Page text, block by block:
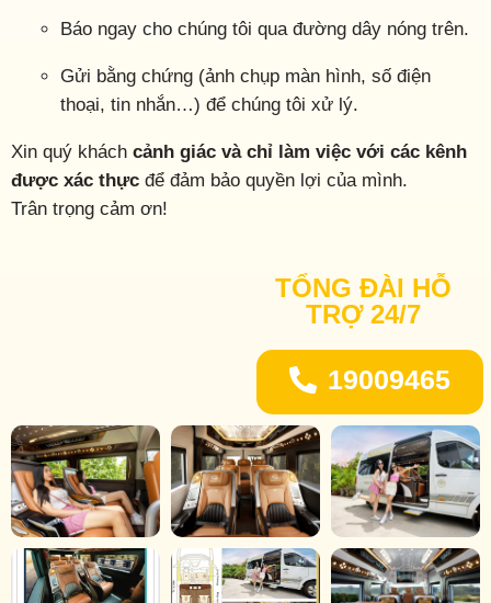
Báo ngay cho chúng tôi qua đường dây nóng trên.
Gửi bằng chứng (ảnh chụp màn hình, số điện
thoại, tin nhắn…) để chúng tôi xử lý.
Xin quý khách cảnh giác và chỉ làm việc với các kênh
được xác thực để đảm bảo quyền lợi của mình.
Trân trọng cảm ơn!
TỔNG ĐÀI HỖ
TRỢ 24/7
19009465